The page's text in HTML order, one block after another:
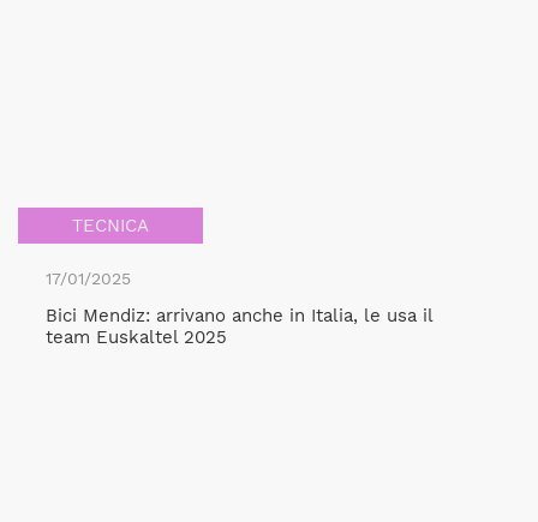
TECNICA
17/01/2025
Bici Mendiz: arrivano anche in Italia, le usa il
team Euskaltel 2025